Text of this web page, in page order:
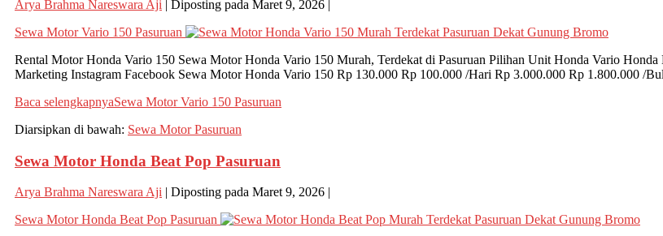
Arya Brahma Nareswara Aji | Diposting pada Maret 9, 2026 |
Sewa Motor Vario 150 Pasuruan
Rental Motor Honda Vario 150 Sewa Motor Honda Vario 150 Murah, Terdekat di Pasuruan Pilihan Unit Honda Vario
Marketing Instagram Facebook Sewa Motor Honda Vario 150 Rp 130.000 Rp 100.000 /Hari Rp 3.000.000 Rp 1.800.000 /
Baca selengkapnyaSewa Motor Vario 150 Pasuruan
Diarsipkan di bawah: Sewa Motor Pasuruan
Sewa Motor Honda Beat Pop Pasuruan
Arya Brahma Nareswara Aji Diposting pada Maret 9, 2026
Sewa Motor Honda Beat Pop Pasuruan